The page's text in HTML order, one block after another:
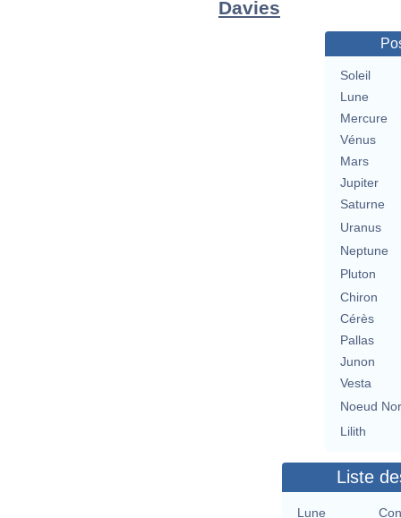
Davies
Soleil
Lune
Mercure
Vénus
Mars
Jupiter
Saturne
Uranus
Neptune
Pluton
Chiron
Cérès
Pallas
Junon
Vesta
Noeud
Lilith
Liste
Lune